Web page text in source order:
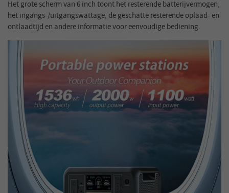
Het grote scherm van 6 inch toont het resterende batterijvermogen,
het ingangs-/uitgangswattage, de geschatte resterende oplaad- en
ontlaadtijd en andere informatie voor eenvoudige bediening.